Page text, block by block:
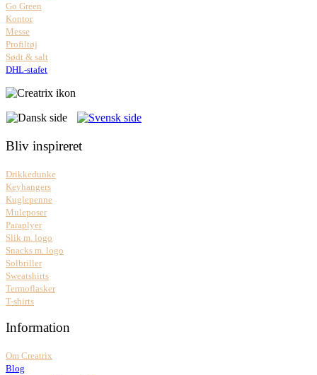
Go Green
Kontor
Messe
Profiltøj
Sødt & salt
DHL-stafet
Bliv inspireret
Drikkedunke
Keyhangers
Kuglepenne
Muleposer
Paraplyer
Slik m. logo
Snacks m. logo
Solbriller
Sweatshirts
Termoflasker
T-shirts
Information
Om Creatrix
Blog